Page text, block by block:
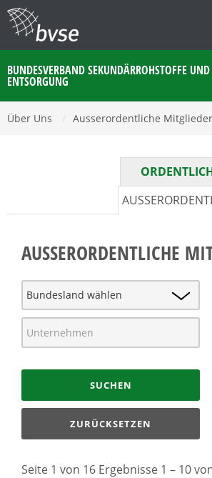
BUNDESVERBAND SEKUNDÄRROHSTOFFE UND
ENTSORGUNG
Über Uns Ausserordentliche Mitglieder
AUSSERORDENTLICHE
SUCHEN
ZURÜCKSETZEN
Seite 1 von 16 Ergebnisse 1 – 10